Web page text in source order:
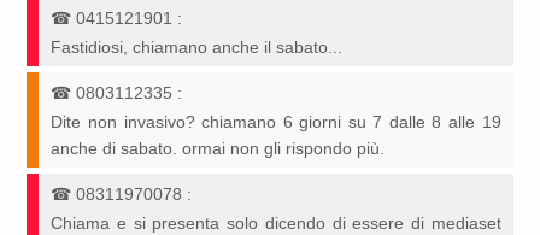
☎0415121901 :
Fastidiosi, chiamano anche il sabato...
☎0803112335 :
Dite non invasivo? chiamano 6 giorni su 7 dalle 8 alle 19
anche di sabato. ormai non gli rispondo più.
☎08311970078 :
Chiama e si presenta solo dicendo di essere di mediaset